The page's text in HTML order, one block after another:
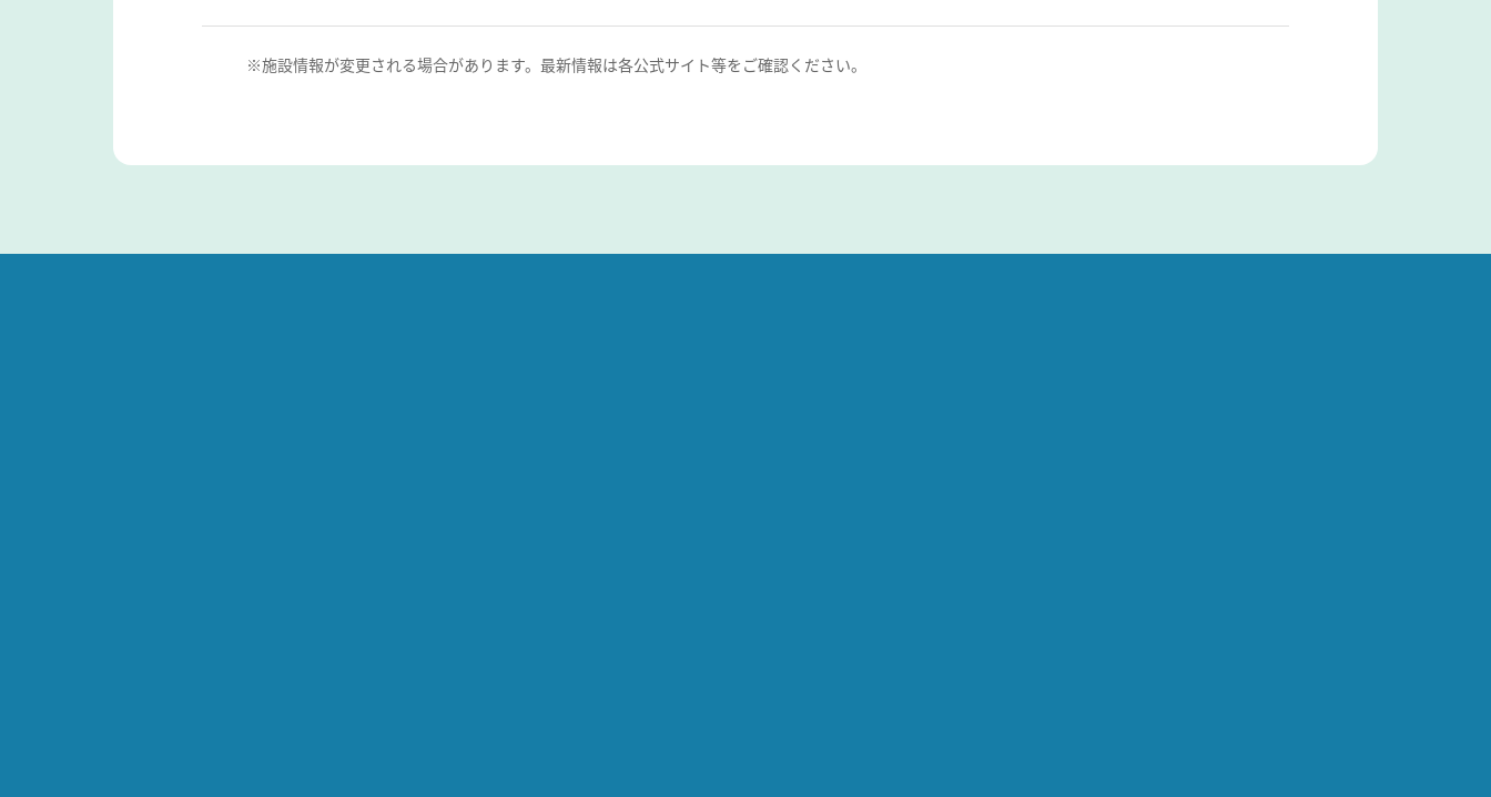
※施設情報が変更される場合があります。最新情報は各公式サイト等をご確認ください。